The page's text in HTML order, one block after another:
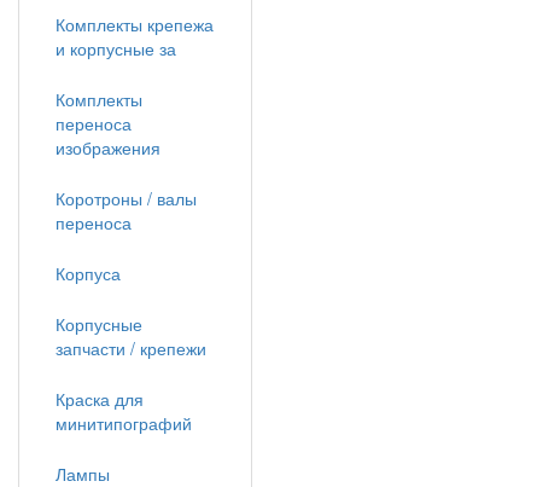
Комплекты крепежа
и корпусные за
Комплекты
переноса
изображения
Коротроны / валы
переноса
Корпуса
Корпусные
запчасти / крепежи
Краска для
минитипографий
Лампы